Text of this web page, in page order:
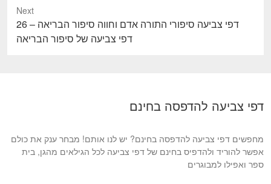
s
:
Next
s
:
דפי צביעה סיפורי התורה אדם וחווה סיפור הבריאה – 26
דפי צביעה של סיפור הבריאה
דפי צביעה להדפסה בחינם
מחפשים דפי צביעה להדפסה בחינם? יש לנו אותם! מבחר ענק את כולם
אפשר להוריד ולהדפיס בחינם של דפי צביעה לכל הגילאים מהגן, בית
ספר ואפילו למבוגרים